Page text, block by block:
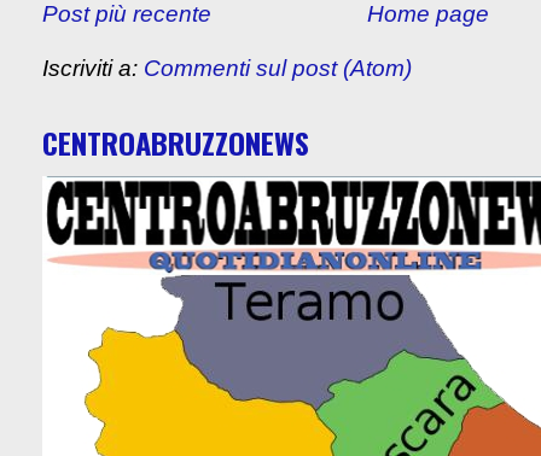
Post più recente Home page
Iscriviti a: Commenti sul post (Atom)
CENTROABRUZZONEWS